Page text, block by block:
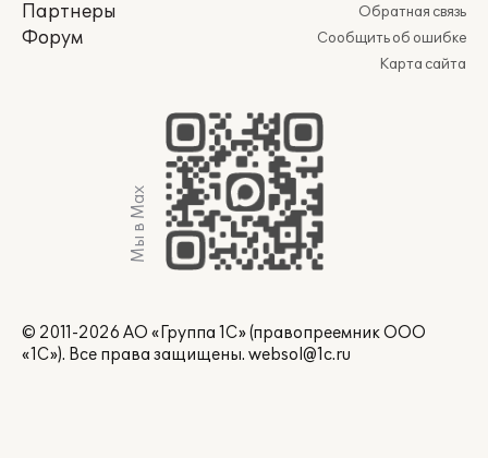
Партнеры
Форум
Обратная связь
Сообщить об ошибке
Карта сайта
Мы в Max
© 2011-2026 АО «Группа 1С» (правопреемник ООО
«1С»). Все права защищены. websol@1c.ru